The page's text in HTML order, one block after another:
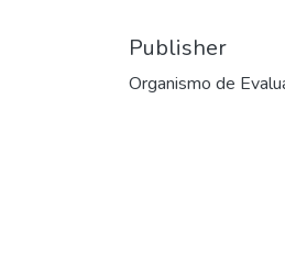
Publisher
Organismo de